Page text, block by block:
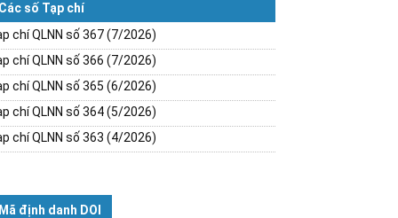
Các số Tạp chí
chí QLNN số 367 (7/2026)
chí QLNN số 366 (7/2026)
chí QLNN số 365 (6/2026)
chí QLNN số 364 (5/2026)
chí QLNN số 363 (4/2026)
Mã định danh DOI